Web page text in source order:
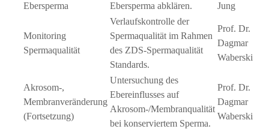
Ebersperma
Ebersperma abklären.
Jung
Monitoring
Spermaqualität
Verlaufskontrolle der
Spermaqualität im Rahmen
des ZDS-Spermaqualität
Standards.
Prof. Dr.
Dagmar
Waberski
Akrosom-,
Membranveränderung
(Fortsetzung)
Untersuchung des
Ebereinflusses auf
Akrosom-/Membranqualität
bei konserviertem Sperma.
Prof. Dr.
Dagmar
Waberski